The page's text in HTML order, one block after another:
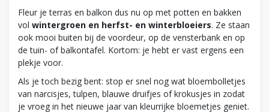
Fleur je terras en balkon dus nu op met potten en bakken
vol wintergroen en herfst- en winterbloeiers. Ze staan
ook mooi buiten bij de voordeur, op de vensterbank en op
de tuin- of balkontafel. Kortom: je hebt er vast ergens een
plekje voor.
Als je toch bezig bent: stop er snel nog wat bloembolletjes
van narcisjes, tulpen, blauwe druifjes of krokusjes in zodat
je vroeg in het nieuwe jaar van kleurrijke bloemetjes geniet.